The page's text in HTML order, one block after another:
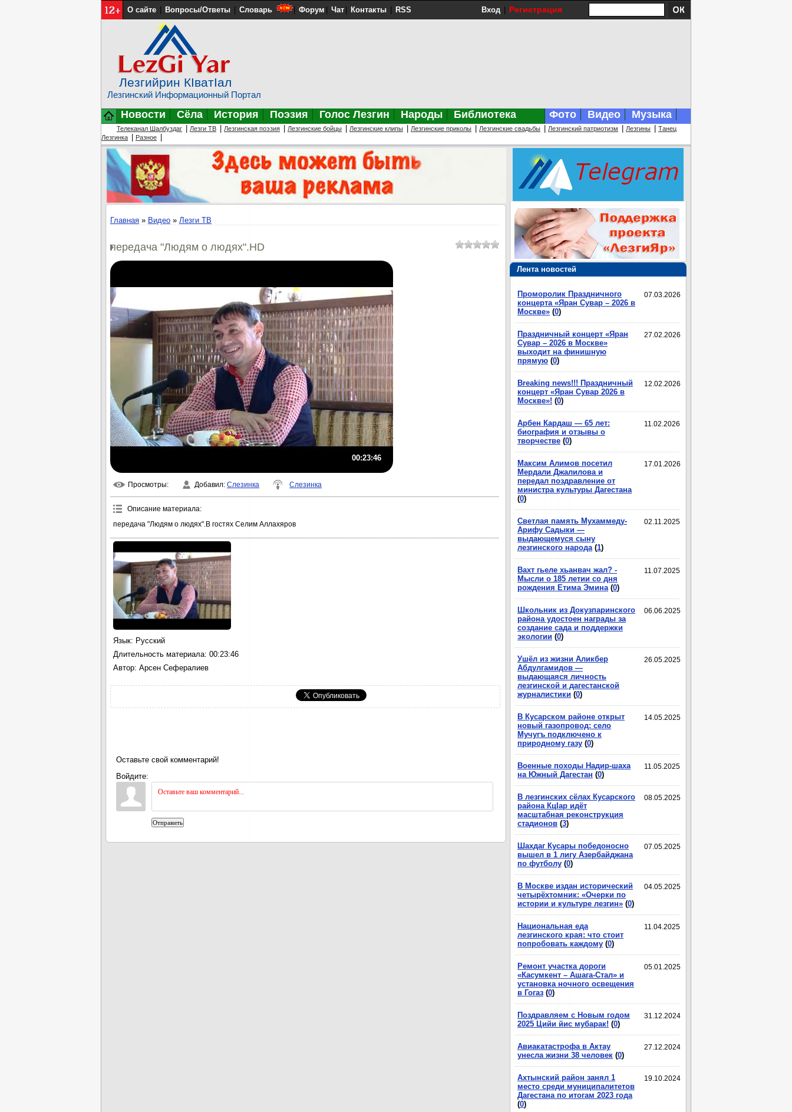
О сайте Вопросы/Ответы Словарь Форум Чат Контакты RSS Вход Регистрация
Лезгийрин КIватIал
Лезгинский Информационный Портал
Новости Сёла История Поэзия Голос Лезгин Народы Библиотека Фото Видео Музыка
Телеканал Шалбуздаг Лезги ТВ Лезгинская поэзия Лезгинские бойцы Лезгинские клипы Лезгинские приколы Лезгинские свадьбы Лезгинский патриотизм Лезгины
Танец
Лезгинка
Разное
Главная » Видео » Лезги ТВ
передача "Людям о людях".HD
00:23:46
Просмотры: Добавил: Слезинка Слезинка
Описание материала:
передача "Людям о людях".В гостях Селим Аллахяров
Язык: Русский
Длительность материала: 00:23:46
Автор: Арсен Сефералиев
Оставьте свой комментарий!
Войдите:
Отправить
Лента новостей
07.03.2026
Проморолик Праздничного
концерта «Яран Сувар – 2026 в
Москве» (0)
27.02.2026
Праздничный концерт «Яран
Сувар – 2026 в Москве»
выходит на финишную
прямую (0)
12.02.2026
Breaking news!!! Праздничный
концерт «Яран Сувар 2026 в
Москве»! (0)
11.02.2026
Арбен Кардаш — 65 лет:
биография и отзывы о
творчестве (0)
17.01.2026
Максим Алимов посетил
Мердали Джалилова и
передал поздравление от
министра культуры Дагестана
(0)
02.11.2025
Светлая память Мухаммеду-
Арифу Садыки —
выдающемуся сыну
лезгинского народа (1)
11.07.2025
Вахт гьеле хьанвач жал? -
Мысли о 185 летии со дня
рождения Етима Эмина (0)
06.06.2025
Школьник из Докузпаринского
района удостоен награды за
создание сада и поддержки
экологии (0)
26.05.2025
Ушёл из жизни Аликбер
Абдулгамидов —
выдающаяся личность
лезгинской и дагестанской
журналистики (0)
14.05.2025
В Кусарском районе открыт
новый газопровод: село
Мучугъ подключено к
природному газу (0)
11.05.2025
Военные походы Надир-шаха
на Южный Дагестан (0)
08.05.2025
В лезгинских сёлах Кусарского
района КцIар идёт
масштабная реконструкция
стадионов (3)
07.05.2025
Шахдаг Кусары победоносно
вышел в 1 лигу Азербайджана
по футболу (0)
04.05.2025
В Москве издан исторический
четырёхтомник: «Очерки по
истории и культуре лезгин» (0)
11.04.2025
Национальная еда
лезгинского края: что стоит
попробовать каждому (0)
05.01.2025
Ремонт участка дороги
«Касумкент – Ашага-Стал» и
установка ночного освещения
в Гогаз (0)
31.12.2024
Поздравляем с Новым годом
2025 Цийи йис мубарак! (0)
27.12.2024
Авиакатастрофа в Актау
унесла жизни 38 человек (0)
19.10.2024
Ахтынский район занял 1
место среди муниципалитетов
Дагестана по итогам 2023 года
(0)